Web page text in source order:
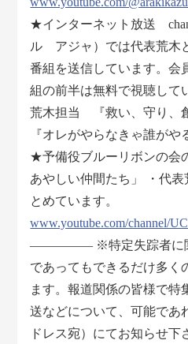
★インターネット放送
ル アジャ）では代表荒木
番組を送信しています。会
組の前半は無料で視聴して
荒木担当 『救い、守り
『オレがやらなきゃ誰がや
★予備役ブルーリボンの会
あやしい仲間たち」 ・代
とめています。
www.youtube.com/channel/
――――― ※特定失踪者に関
であってもできるだけ多く
ます。報道関係の皆様で特
送などについて、可能であ
ドレス宛）にてお知らせ下